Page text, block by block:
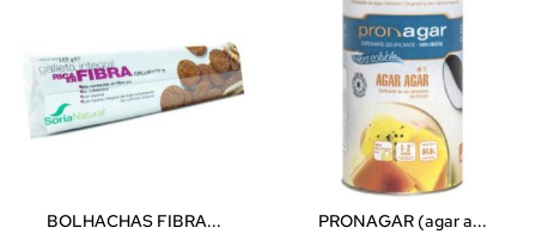
BOLHACHAS FIBRA... PRONAGAR (agar a...